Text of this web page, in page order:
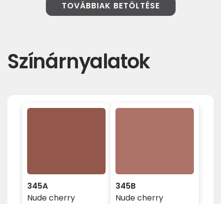
TOVÁBBIAK BETÖLTÉSE
Színárnyalatok
345A
Nude cherry
345B
Nude cherry